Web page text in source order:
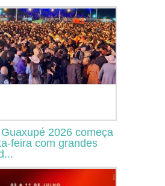
2026 começa
feira com grandes